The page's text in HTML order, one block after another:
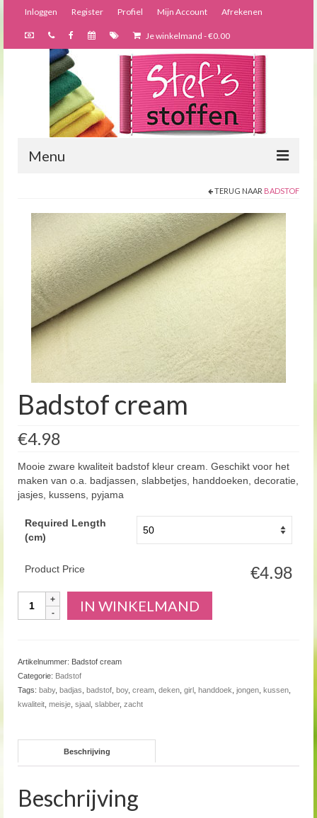
Inloggen Register Profiel Mijn Account Afrekenen
Je winkelmand -€0.00
Menu
Bijzondere creaties
Forums
Over ons
TERUG NAAR BADSTOF
Badstof cream
€4.98
Mooie zware kwaliteit badstof kleur cream. Geschikt voor het
maken van o.a. badjassen, slabbetjes, handdoeken, decoratie,
jasjes, kussens, pyjama
Required Length
(cm)
Product Price €4.98
IN WINKELMAND
Artikelnummer: Badstof cream
Categorie: Badstof
Tags: baby, badjas badstof boy, cream deken girl handdoek jongen kussen
kwaliteit meisje sjaal slabber, zacht
Beschrijving
Beschrijving